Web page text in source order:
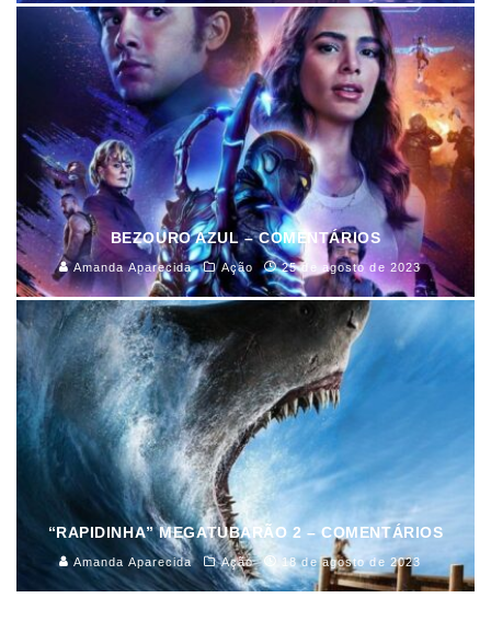
BEZOURO AZUL – COMENTÁRIOS
Amanda Aparecida Ação 25 de agosto de 2023
“RAPIDINHA” MEGATUBARÃO 2 – COMENTÁRIOS
Amanda Aparecida Ação 18 de agosto de 2023